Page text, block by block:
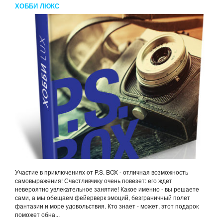
ХОББИ ЛЮКС
Участие в приключениях от P.S. BOX - отличная возможность
самовыражения! Счастливчику очень повезет: его ждет
невероятно увлекательное занятие! Какое именно - вы решаете
сами, а мы обещаем фейерверк эмоций, безграничный полет
фантазии и море удовольствия. Кто знает - может, этот подарок
поможет обна...